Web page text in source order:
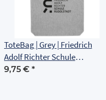
ToteBag | Grey | Friedrich
Adolf Richter Schule
Rudolstadt
9,75 € *